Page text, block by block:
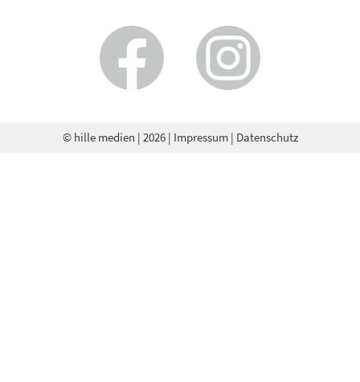
© hille medien | 2026 | Impressum| Datenschutz